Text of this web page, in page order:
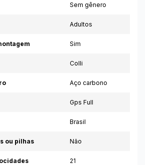
Sem gênero
Adultos
Sim
Colli
Aço carbono
Gps Full
Brasil
ou pilhas Não
21